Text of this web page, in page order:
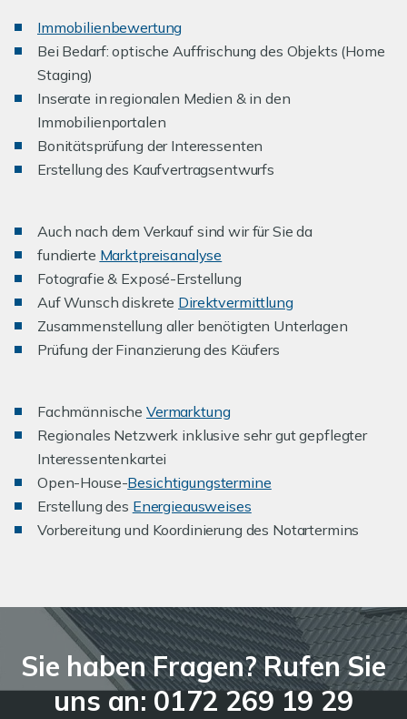
Immobilienbewertung
Bei Bedarf: optische Auffrischung des Objekts (Home
Staging)
Inserate in regionalen Medien & in den
Immobilienportalen
Bonitätsprüfung der Interessenten
Erstellung des Kaufvertragsentwurfs
Auch nach dem Verkauf sind wir für Sie da
fundierte Marktpreisanalyse
Fotografie & Exposé-Erstellung
Auf Wunsch diskrete Direktvermittlung
Zusammenstellung aller benötigten Unterlagen
Prüfung der Finanzierung des Käufers
Fachmännische Vermarktung
Regionales Netzwerk inklusive sehr gut gepflegter
Interessentenkartei
Open-House-Besichtigungstermine
Erstellung des Energieausweises
Vorbereitung und Koordinierung des Notartermins
Sie haben Fragen? Rufen Sie
uns an: 0172 269 19 29